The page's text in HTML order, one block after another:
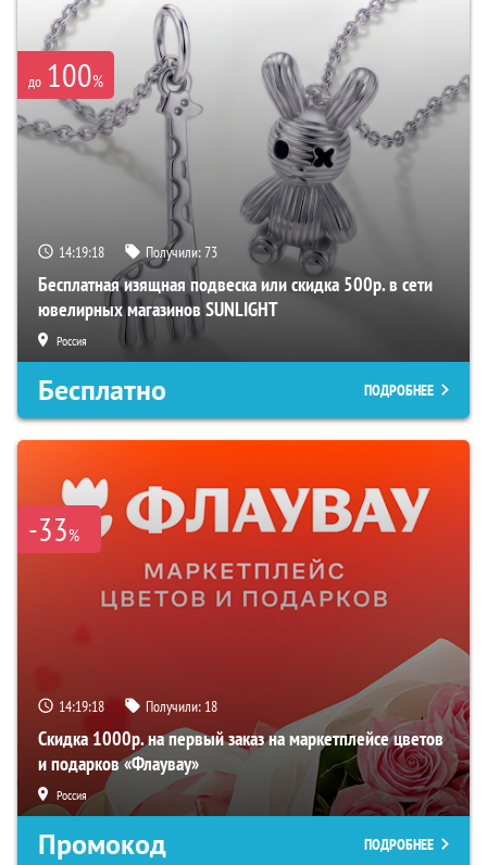
до 100%
14:19:17 Получили:73
Бесплатная изящная подвеска или скидка 500р. в сети
ювелирных магазинов SUNLIGHT
Россия
Бесплатно ПОДРОБНЕЕ
-33%
14:19:17 Получили: 18
Скидка 1000р. на первый заказ на маркетплейсе цветов
и подарков «Флаувау»
Россия
Промокод ПОДРОБНЕЕ